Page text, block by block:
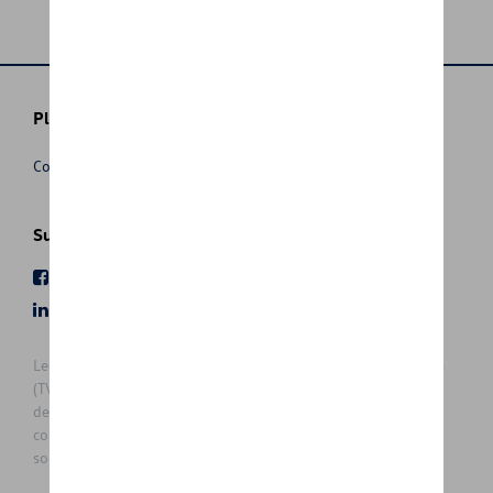
Plus d'informations
Conditions de vente
Suivez nous
Les prix affichés sur le présent site sont des prix recommandés
(TVAc), hors éventuels frais de montage. Pour connaitre le prix
de vente actuel et les éventuels frais de montage, veuillez
contacter votre concessionnaire/agent. Les prix recommandés
sont sujets à des changements sans préavis.